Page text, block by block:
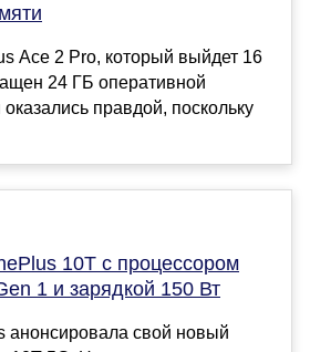
Ace 2 Pro, который выйдет 16
24 ГБ оперативной
правдой, поскольку
10T с процессором
1 и зарядкой 150 Вт
анонсировала свой новый